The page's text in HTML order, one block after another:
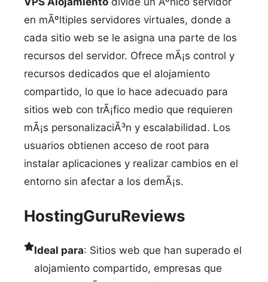
en mÃºltiples servidores virtuales, donde a
cada sitio web se le asigna una parte de los
recursos del servidor. Ofrece mÃ¡s control y
recursos dedicados que el alojamiento
compartido, lo que lo hace adecuado para
sitios web con trÃ¡fico medio que requieren
mÃ¡s personalizaciÃ³n y escalabilidad. Los
usuarios obtienen acceso de root para
instalar aplicaciones y realizar cambios en el
entorno sin afectar a los demÃ¡s.
HostingGuruReviews
Ideal para: Sitios web que han superado el
alojamiento compartido, empresas que